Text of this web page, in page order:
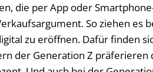
die per App oder
So ziehen es
zu eröffnen. Dafür finden
der Generation Z präferieren